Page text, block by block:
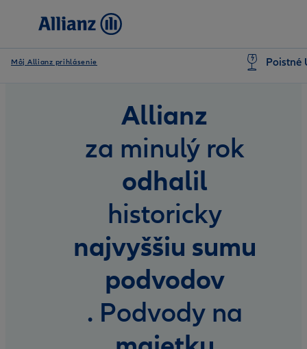
Môj Allianz prihlásenie Poistné
Allianz
za minulý rok
odhalil
historicky
najvyššiu sumu
podvodov
. Podvody na